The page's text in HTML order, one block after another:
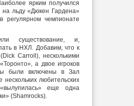
ярким получился
на льду «Дюкен Гардена»
регулярном чемпионате
существование, и,
в НХЛ. Добавим, что к
Carroll), несколькими
а двое игроков
были включены в Зал
любительских
еще одна
(Shamrocks).